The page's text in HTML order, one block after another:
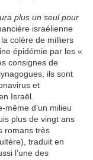
plus un seul pour
israélienne
colère de milliers
épidémie par les «
consignes de
ils sont
et
Israël.
même d’un milieu
plus de vingt ans
romans très
traduit en
l’une des